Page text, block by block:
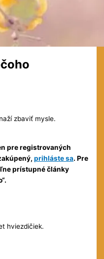
zbaviť mysle.
pre registrovaných
prihláste sa. Pre
prístupné články
hviezdičiek.